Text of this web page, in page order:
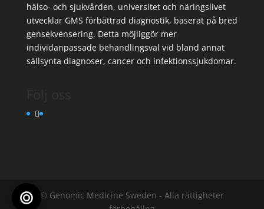
hälso- och sjukvården, universitet och näringslivet
utvecklar GMS förbättrad diagnostik, baserat på bred
gensekvensering. Detta möjliggör mer
individanpassade behandlingsval vid bland annat
sällsynta diagnoser, cancer och infektionssjukdomar.
© Genomic Medicine Sweden - Alla rättigheter